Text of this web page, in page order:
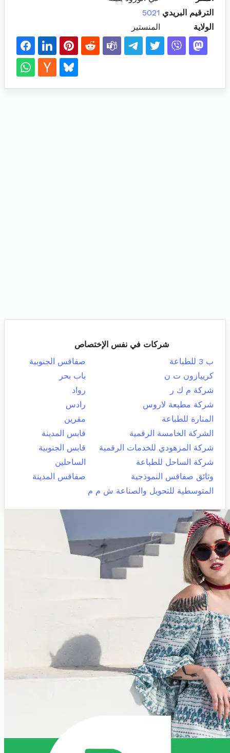
الترقيم البريدي 5021
الولاية
المنستير
شركات في نفس الإختصاص
ب 3 للطباعة
صفاقس الجنوبية
كرييازون ت ن
باب بحر
شركة م ك ر
رواد
شركة مطبعة لاروس
رادس
المنارة للطباعة
مقرين
الشركة الخامسة الرقمية
قابس المدينة
شركة المزهودي للخدمات الرقمية
قابس الجنوبية
شركة الساحل للطباعة
الساحلين
وثائق صفاقس النموذجية
صفاقس المدينة
المتوسطية للتحويل والصناعة ش م م